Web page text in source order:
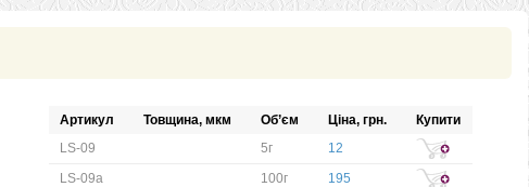
Артикул Товщина, мкм Об’єм Ціна, грн.
Купити
LS-09
5г
12
LS-09а
100г 195